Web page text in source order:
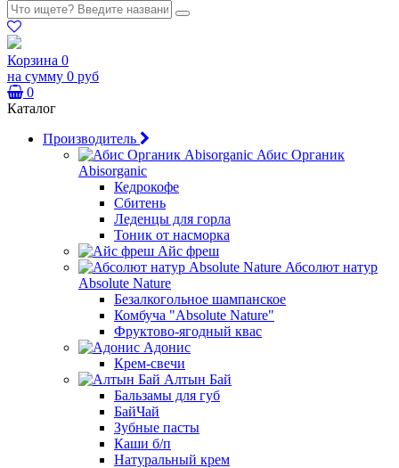
Корзина 0
на сумму 0 руб
0
Каталог
Производитель
Абис Органик
Abisorganic
Кедрокофе
Сбитень
Леденцы для горла
Тоник от насморка
Айс фреш
Абсолют натур
Absolute Nature
Безалкогольное шампанское
Комбуча "Absolute Nature"
Фруктово-ягодный квас
Адонис
Крем-свечи
Алтын Бай
Бальзамы для губ
БайЧай
Зубные пасты
Каши б/п
Натуральный крем